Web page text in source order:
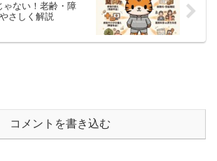
ゃない！老齢・障
さしく解説
コメントを書き込む